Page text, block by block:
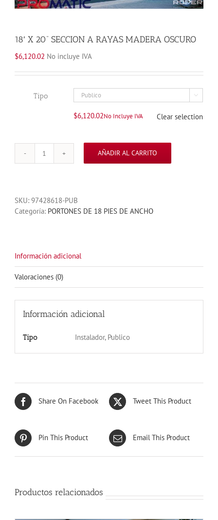
18′ X 20” SECCION A RAYAS MADERA OSCURO
$6,120.02 No incluye IVA
Tipo 
$6,120.02No Incluye IVA Clear selection
18'
A
RAYAS
AÑADIR AL CARRITO
SKU: 97428618-PUB
Categoría: PORTONES DE 18 PIES DE ANCHO
Información adicional
Valoraciones (0)
Información adicional
Tipo Instalador, Publico
Share On Facebook Tweet This Product
Pin This Product Email This Product
Productos relacionados